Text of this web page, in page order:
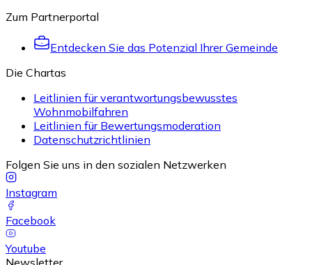
Zum Partnerportal
Entdecken Sie das Potenzial Ihrer Gemeinde
Die Chartas
Leitlinien für verantwortungsbewusstes
Wohnmobilfahren
Leitlinien für Bewertungsmoderation
Datenschutzrichtlinien
Folgen Sie uns in den sozialen Netzwerken
Instagram
Facebook
Youtube